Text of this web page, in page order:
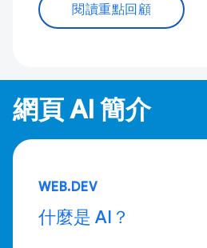
閱讀重點回顧
網頁 AI 簡介
WEB.DEV
什麼是 AI？